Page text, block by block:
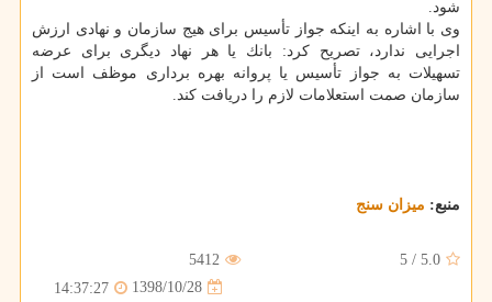
شود.
وی با اشاره به اینكه جواز تأسیس برای هیج سازمان و نهادی ارزش
اجرایی ندارد، تصریح كرد: بانك یا هر نهاد دیگری برای عرضه
تسهیلات به جواز تأسیس یا پروانه بهره برداری موظف است از
سازمان صمت استعلامات لازم را دریافت كند.
منبع: میزان سنج
5.0
/
5
5412
1398/10/28
14:37:27